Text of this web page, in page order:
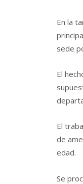
En la
sede
El
El
de
edad.
Se